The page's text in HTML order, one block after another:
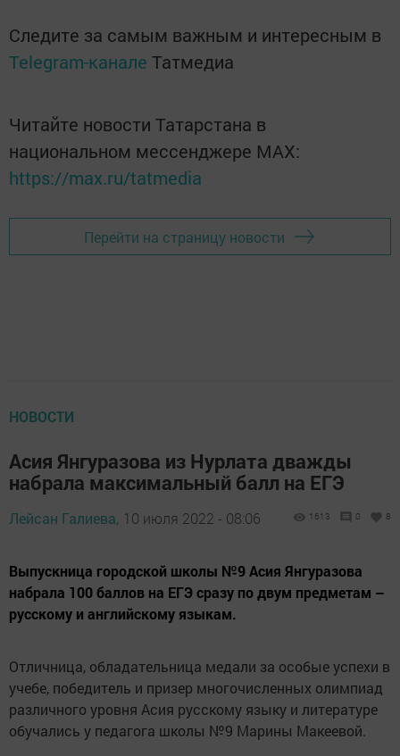
Следите за самым важным и интересным в
Telegram-канале Татмедиа
Читайте новости Татарстана в
национальном мессенджере MАХ:
https://max.ru/tatmedia
Перейти на страницу новости
НОВОСТИ
Асия Янгуразова из Нурлата дважды
набрала максимальный балл на ЕГЭ
Лейсан Галиева, 10 июля 2022 - 08:06 1613 0 8
Выпускница городской школы №9 Асия Янгуразова
набрала 100 баллов на ЕГЭ сразу по двум предметам –
русскому и английскому языкам.
Отличница, обладательница медали за особые успехи в
учебе, победитель и призер многочисленных олимпиад
различного уровня Асия русскому языку и литературе
обучались у педагога школы №9 Марины Макеевой.